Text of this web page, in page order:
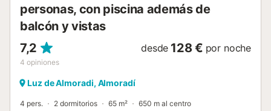
personas, con piscina además de
balcón y vistas
7,2
4 opiniones
desde 128 € por noche
Luz de Almoradi, Almoradí
4 pers. 2 dormitorios 65 m² 650 m al centro